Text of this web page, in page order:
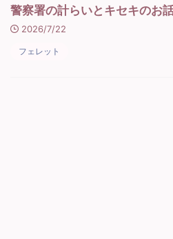
警察署の計らいとキセキのお
2026/7/22
フェレット